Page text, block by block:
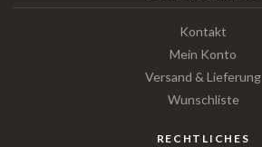
Kontakt
Mein Konto
Versand & Lieferung
Wunschliste
RECHTLICHES